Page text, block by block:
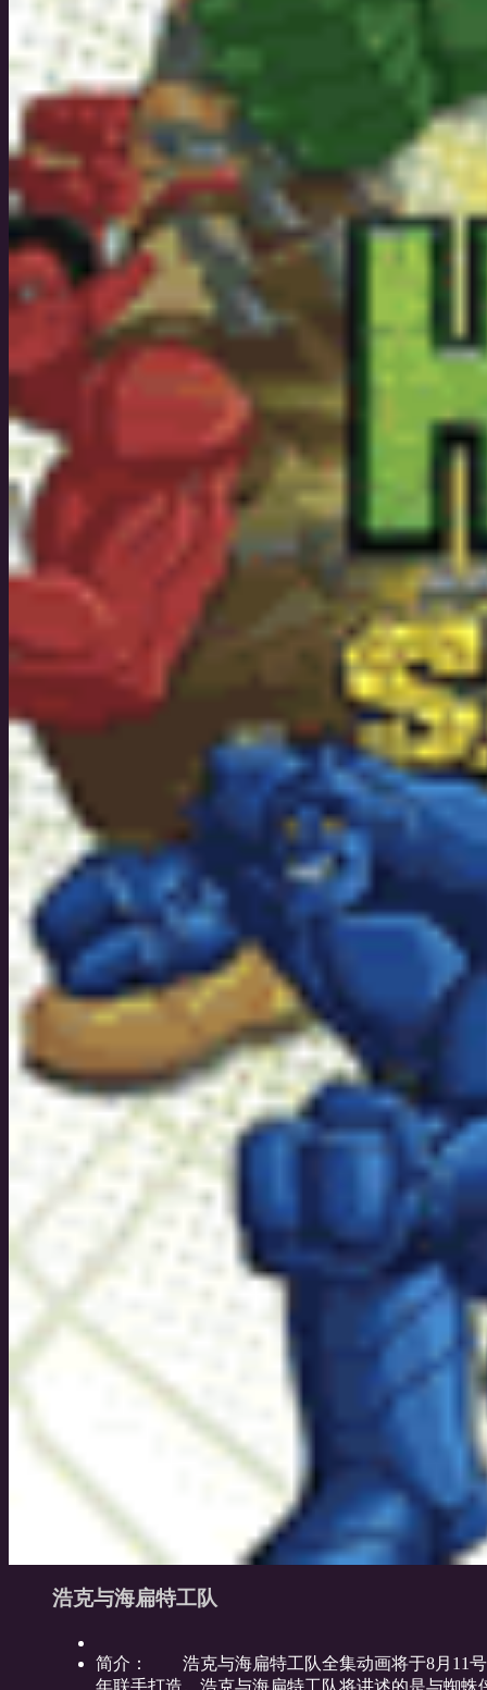
浩克与海扁特工队
简介：
浩克与海扁特工队全集动画将于8月11号
年联手打造。浩克与海扁特工队将讲述的是与蜘